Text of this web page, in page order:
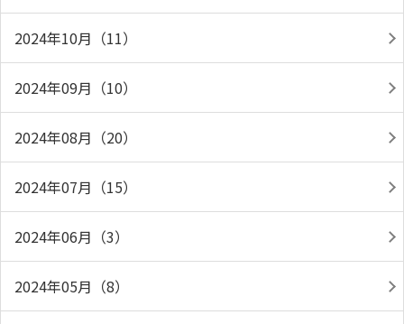
2024年10月（11）
2024年09月（10）
2024年08月（20）
2024年07月（15）
2024年06月（3）
2024年05月（8）